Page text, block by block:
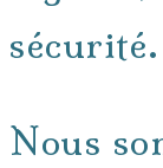
sécurité.
Nous